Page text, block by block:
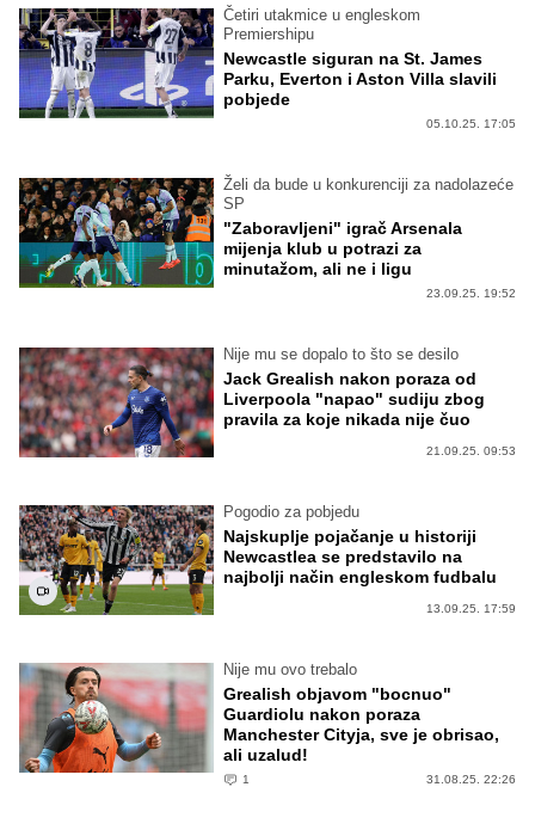
Četiri utakmice u engleskom
Premiershipu
Newcastle siguran na St. James
Parku, Everton i Aston Villa slavili
pobjede
05.10.25. 17:05
Želi da bude u konkurenciji za nadolazeće
SP
"Zaboravljeni" igrač Arsenala
mijenja klub u potrazi za
minutažom, ali ne i ligu
23.09.25. 19:52
Nije mu se dopalo to što se desilo
Jack Grealish nakon poraza od
Liverpoola "napao" sudiju zbog
pravila za koje nikada nije čuo
21.09.25. 09:53
Pogodio za pobjedu
Najskuplje pojačanje u historiji
Newcastlea se predstavilo na
najbolji način engleskom fudbalu
13.09.25. 17:59
Nije mu ovo trebalo
Grealish objavom "bocnuo"
Guardiolu nakon poraza
Manchester Cityja, sve je obrisao,
ali uzalud!
1 31.08.25. 22:26